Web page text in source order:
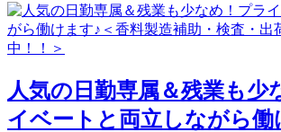
人気の日勤専属＆残業も少
イベートと両立しながら働